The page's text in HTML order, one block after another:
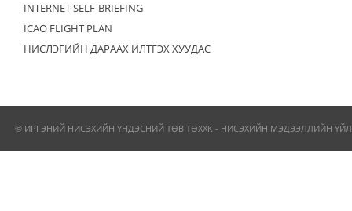
INTERNET SELF-BRIEFING
ICAO FLIGHT PLAN
НИСЛЭГИЙН ДАРААХ ИЛТГЭХ ХУУДАС
© ИРГЭНИЙ НИСЭХИЙН ҮНДЭСНИЙ ТӨВ ТӨХХК - НИСЭХИЙН МЭДЭЭЛЛИЙН